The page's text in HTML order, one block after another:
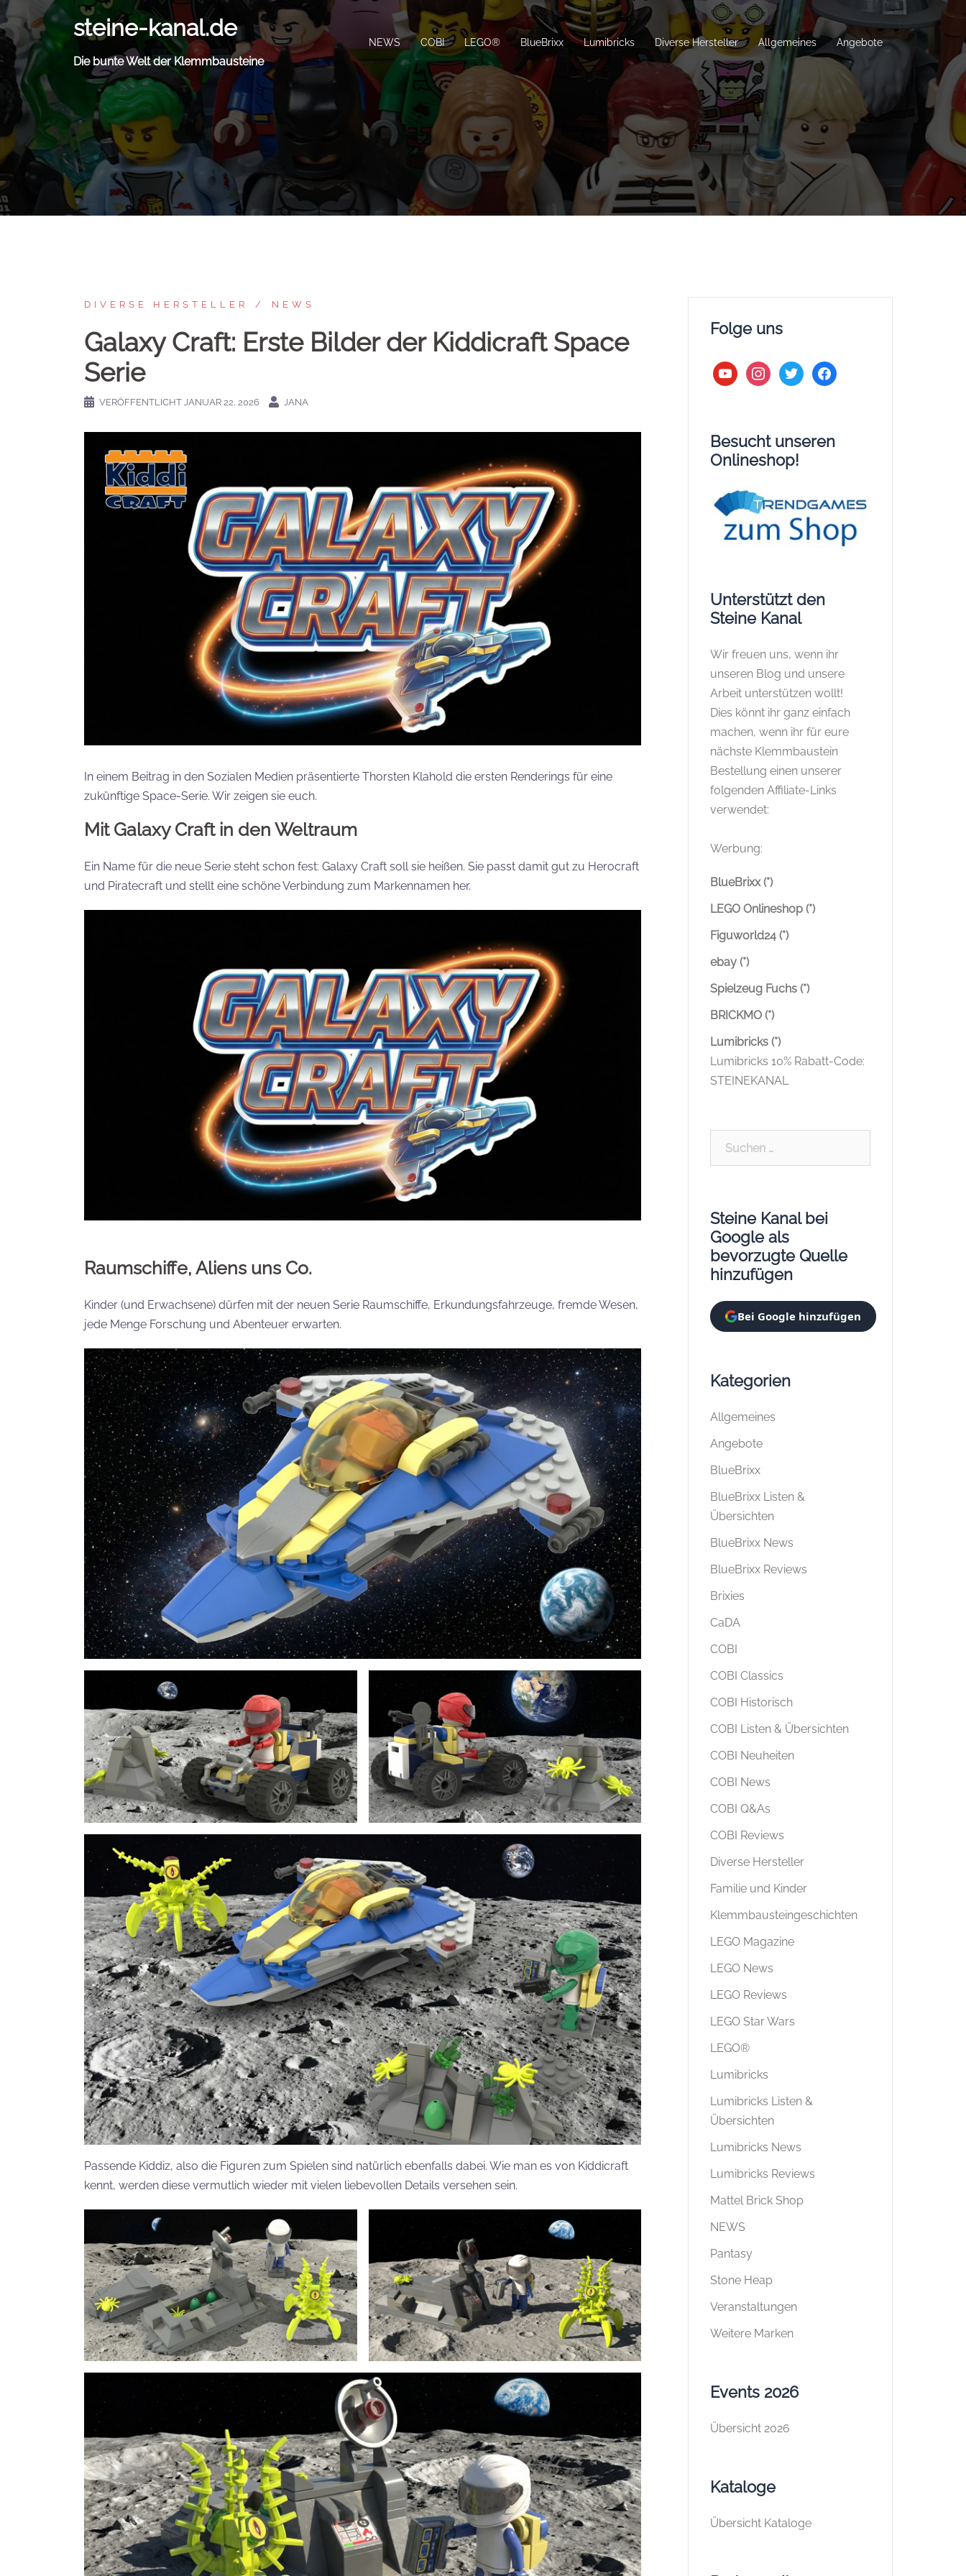
Zum
Inhalt
springen
steine-kanal.de
Die bunte Welt der Klemmbausteine
NEWS COBI LEGO® BlueBrixx Lumibricks Diverse Hersteller Allgemeines Angebote
DIVERSE HERSTELLER NEWS
Galaxy Craft: Erste Bilder der Kiddicraft Space
Serie
VERÖFFENTLICHT JANUAR 22, 2026 JANA
In einem Beitrag in den Sozialen Medien präsentierte Thorsten Klahold die ersten Renderings für eine
zukünftige Space-Serie. Wir zeigen sie euch.
Mit Galaxy Craft in den Weltraum
Ein Name für die neue Serie steht schon fest: Galaxy Craft soll sie heißen. Sie passt damit gut zu Herocraft
und Piratecraft und stellt eine schöne Verbindung zum Markennamen her.
Raumschiffe, Aliens uns Co.
Kinder (und Erwachsene) dürfen mit der neuen Serie Raumschiffe, Erkundungsfahrzeuge, fremde Wesen,
jede Menge Forschung und Abenteuer erwarten.
Passende Kiddiz, also die Figuren zum Spielen sind natürlich ebenfalls dabei. Wie man es von Kiddicraft
kennt, werden diese vermutlich wieder mit vielen liebevollen Details versehen sein.
Folge uns
youtubeinstagram
twitter facebook
Besucht unseren
Onlineshop!
Unterstützt den
Steine Kanal
Wir freuen uns, wenn ihr
unseren Blog und unsere
Arbeit unterstützen wollt!
Dies könnt ihr ganz einfach
machen, wenn ihr für eure
nächste Klemmbaustein
Bestellung einen unserer
folgenden Affiliate-Links
verwendet:
Werbung:
BlueBrixx (*)
LEGO Onlineshop (*)
Figuworld24 (*)
ebay (*)
Spielzeug Fuchs (*)
BRICKMO (*)
Lumibricks (*)
Lumibricks 10% Rabatt-Code:
STEINEKANAL
Steine Kanal bei
Google als
bevorzugte Quelle
hinzufügen
Bei Google hinzufügen
Kategorien
Allgemeines
Angebote
BlueBrixx
BlueBrixx Listen &
Übersichten
BlueBrixx News
BlueBrixx Reviews
Brixies
CaDA
COBI
COBI Classics
COBI Historisch
COBI Listen & Übersichten
COBI Neuheiten
COBI News
COBI Q&As
COBI Reviews
Diverse Hersteller
Familie und Kinder
Klemmbausteingeschichten
LEGO Magazine
LEGO News
LEGO Reviews
LEGO Star Wars
LEGO®
Lumibricks
Lumibricks Listen &
Übersichten
Lumibricks News
Lumibricks Reviews
Mattel Brick Shop
NEWS
Pantasy
Stone Heap
Veranstaltungen
Weitere Marken
Events 2026
Übersicht 2026
Kataloge
Übersicht Kataloge